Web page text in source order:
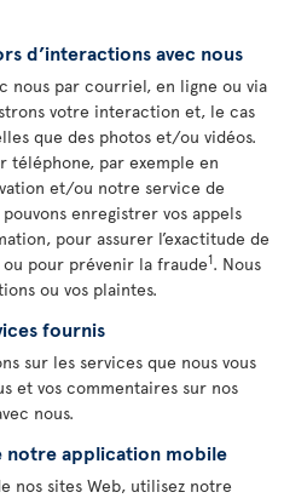
d’interactions avec nous
nous par courriel, en ligne ou via
votre interaction et, le cas
que des photos et/ou vidéos.
téléphone, par exemple en
et/ou notre service de
enregistrer vos appels
pour assurer l’exactitude de
pour prévenir la fraude1. Nous
ou vos plaintes.
fournis
sur les services que nous vous
et vos commentaires sur nos
nous.
notre application mobile
nos sites Web, utilisez notre